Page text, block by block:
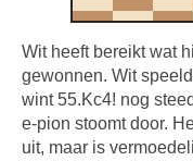
Wit heeft bereikt wat
gewonnen. Wit
wint 55.Kc4! nog
e-pion stoomt door.
uit, maar is